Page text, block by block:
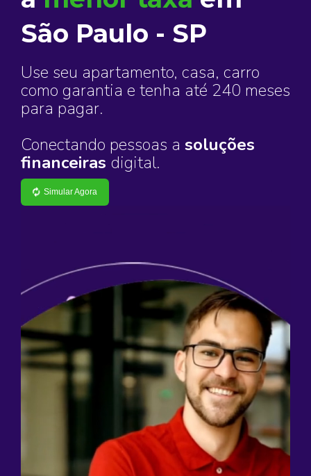
São Paulo - SP
Use seu apartamento, casa, carro
como garantia e tenha até 240 meses
para pagar.
Conectando pessoas a soluções
financeiras digital.
Simular Agora